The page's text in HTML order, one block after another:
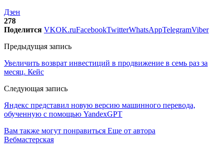
Дзен
278
Поделится VKOK.ruFacebookTwitterWhatsAppTelegramViber
Предыдущая запись
Увеличить возврат инвестиций в продвижение в семь раз за
месяц. Кейс
Следующая запись
Яндекс представил новую версию машинного перевода,
обученную с помощью YandexGPT
Вам также могут понравиться Еще от автора
Вебмастерская